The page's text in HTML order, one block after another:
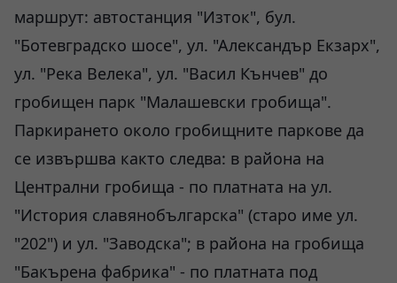
маршрут: автостанция "Изток", бул.
"Ботевградско шосе", ул. "Александър Екзарх",
ул. "Река Велека", ул. "Васил Кънчев" до
гробищен парк "Малашевски гробища".
Паркирането около гробищните паркове да
се извършва както следва: в района на
Централни гробища - по платната на ул.
"История славянобългарска" (старо име ул.
"202") и ул. "Заводска"; в района на гробища
"Бакърена фабрика" - по платната под